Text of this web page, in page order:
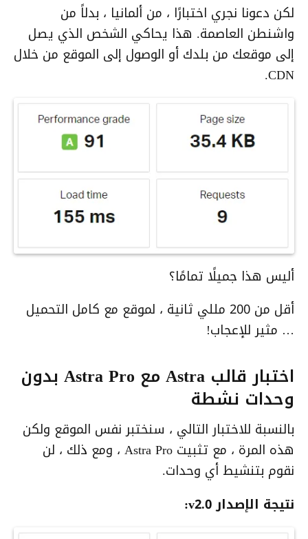
لكن دعونا نجري اختبارًا ، من ألمانيا ، بدلاً من
واشنطن العاصمة. هذا يحاكي الشخص الذي يصل
إلى موقعك من بلدك أو الوصول إلى الموقع من خلال
CDN.
أليس هذا جميلًا تمامًا؟
أقل من 200 مللي ثانية ، لموقع مع كامل التحميل
… مثير للإعجاب!
اختبار قالب Astra مع Astra Pro بدون
وحدات نشطة
بالنسبة للاختبار التالي ، سنختبر نفس الموقع ولكن
هذه المرة ، مع تثبيت Astra Pro ، ومع ذلك ، لن
نقوم بتنشيط أي وحدات.
نتيجة الإصدار v2.0: